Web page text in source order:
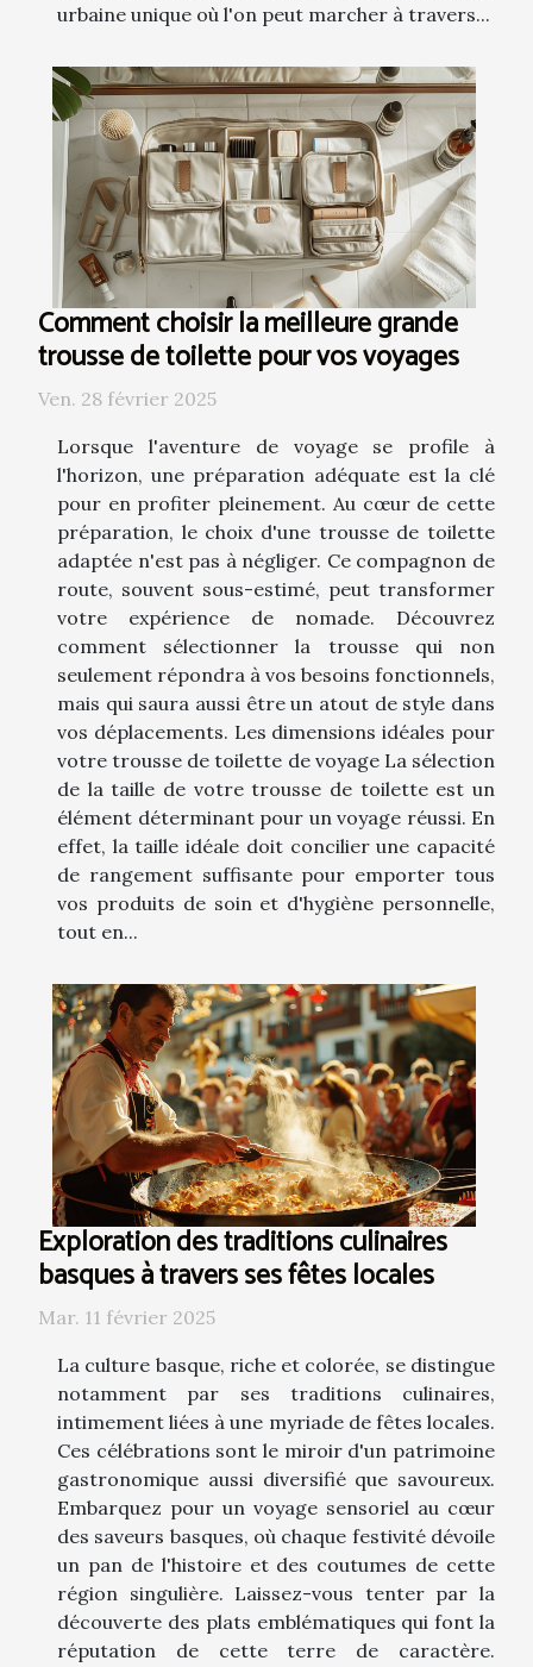
urbaine unique où l'on peut marcher à travers...
Comment choisir la meilleure grande
trousse de toilette pour vos voyages
Ven. 28 février 2025
Lorsque l'aventure de voyage se profile à
l'horizon, une préparation adéquate est la clé
pour en profiter pleinement. Au cœur de cette
préparation, le choix d'une trousse de toilette
adaptée n'est pas à négliger. Ce compagnon de
route, souvent sous-estimé, peut transformer
votre expérience de nomade. Découvrez
comment sélectionner la trousse qui non
seulement répondra à vos besoins fonctionnels,
mais qui saura aussi être un atout de style dans
vos déplacements. Les dimensions idéales pour
votre trousse de toilette de voyage La sélection
de la taille de votre trousse de toilette est un
élément déterminant pour un voyage réussi. En
effet, la taille idéale doit concilier une capacité
de rangement suffisante pour emporter tous
vos produits de soin et d'hygiène personnelle,
tout en...
Exploration des traditions culinaires
basques à travers ses fêtes locales
Mar. 11 février 2025
La culture basque, riche et colorée, se distingue
notamment par ses traditions culinaires,
intimement liées à une myriade de fêtes locales.
Ces célébrations sont le miroir d'un patrimoine
gastronomique aussi diversifié que savoureux.
Embarquez pour un voyage sensoriel au cœur
des saveurs basques, où chaque festivité dévoile
un pan de l'histoire et des coutumes de cette
région singulière. Laissez-vous tenter par la
découverte des plats emblématiques qui font la
réputation de cette terre de caractère.